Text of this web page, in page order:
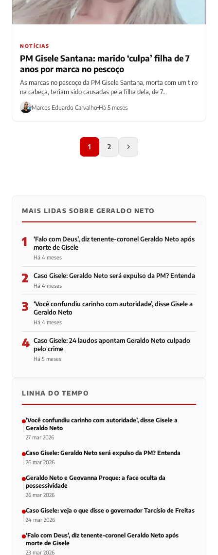
NOTÍCIAS
PM Gisele Santana: marido ‘culpa’ filha de 7
anos por marca no pescoço
As marcas no pescoço da PM Gisele Santana, morta com um tiro
na cabeça, teriam sido causadas pela filha dela, de 7...
Marcos Eduardo Carvalho Há 5 meses
1 2
MAIS LIDAS SOBRE GERALDO NETO
1
‘Falo com Deus’, diz tenente-coronel Geraldo Neto após
morte de Gisele
Há 4 meses
2 Caso Gisele: Geraldo Neto será expulso da PM? Entenda
Há 4 meses
3
‘Você confundiu carinho com autoridade’, disse Gisele a
Geraldo Neto
Há 4 meses
4 Caso Gisele: 24 laudos apontam Geraldo Neto culpado
pelo crime
Há 5 meses
LINHA DO TEMPO
‘Você confundiu carinho com autoridade’, disse Gisele a
Geraldo Neto
27 mar 2026
Caso Gisele: Geraldo Neto será expulso da PM? Entenda
26 mar 2026
Geraldo Neto e Geovanna Proque: a face oculta da
possessividade
26 mar 2026
Caso Gisele: veja o que disse o governador Tarcísio de Freitas
24 mar 2026
‘Falo com Deus’, diz tenente-coronel Geraldo Neto após
morte de Gisele
23 mar 2026